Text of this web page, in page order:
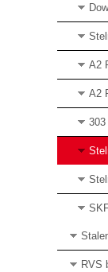
A2
A2
RVS